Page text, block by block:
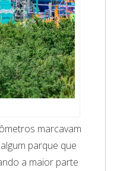
marcavam
parque que
a maior parte